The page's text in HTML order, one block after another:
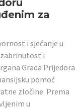
za
i sjećanje u
zabrinutost i
Grada Prijedora
pomoć
zločine. Prema
u